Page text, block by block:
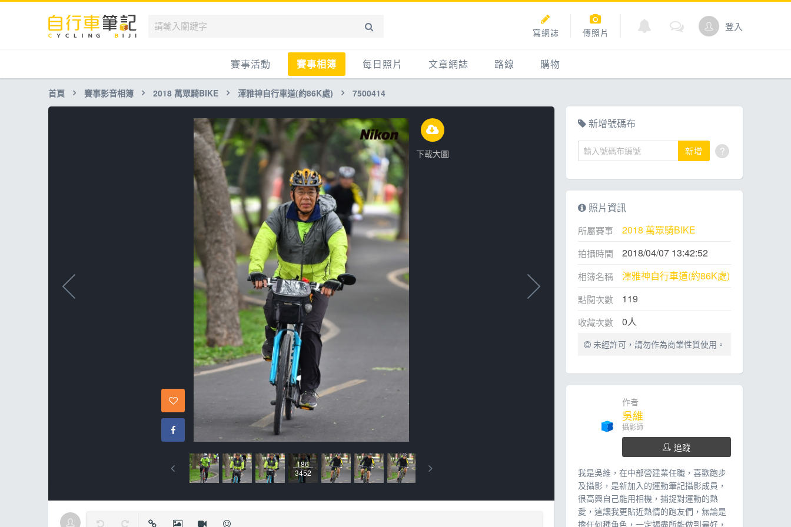
寫網誌 傳照片 登入
賽事活動
國內
國外
兒童滑步車
跟著筆記騎車去
賽事相簿
賽事影音相簿
自行車好影片
每日照片 文章網誌
知識
新聞
產品
路線 購物
點數商城
首頁 賽事影音相簿 2018 萬眾騎BIKE 潭雅神自行車道(約86K處) 7500414
下載大圖
186
3452
新增號碼布
新增 ?
照片資訊
所屬賽事 2018 萬眾騎BIKE
拍攝時間 2018/04/07 13:42:52
相簿名稱 潭雅神自行車道(約86K處)
點閱次數 119
收藏次數 0人
未經許可，請勿作為商業性質使用。
作者
吳維
攝影師
追蹤
我是吳維，在中部營建業任職，喜歡跑步
及攝影，是新加入的運動筆記攝影成員，
很高興自己能用相機，捕捉對運動的熱
愛，這讓我更貼近熱情的跑友們，無論是
擔任何種角色，一定竭盡所能做到最好，